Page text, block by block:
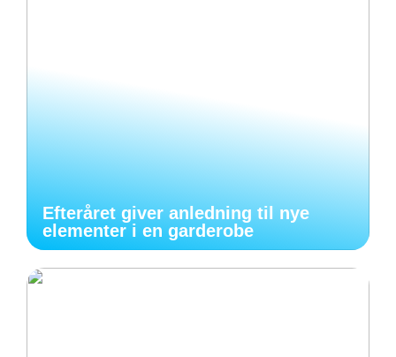
Efteråret giver anledning til nye
elementer i en garderobe